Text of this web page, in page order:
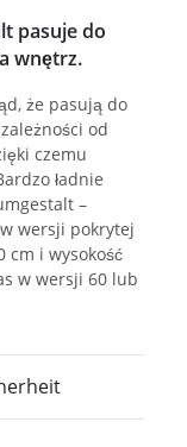
pasuje do
wnętrz.
że pasują do
od
czemu
ładnie
–
wersji pokrytej
cm i wysokość
w wersji 60 lub